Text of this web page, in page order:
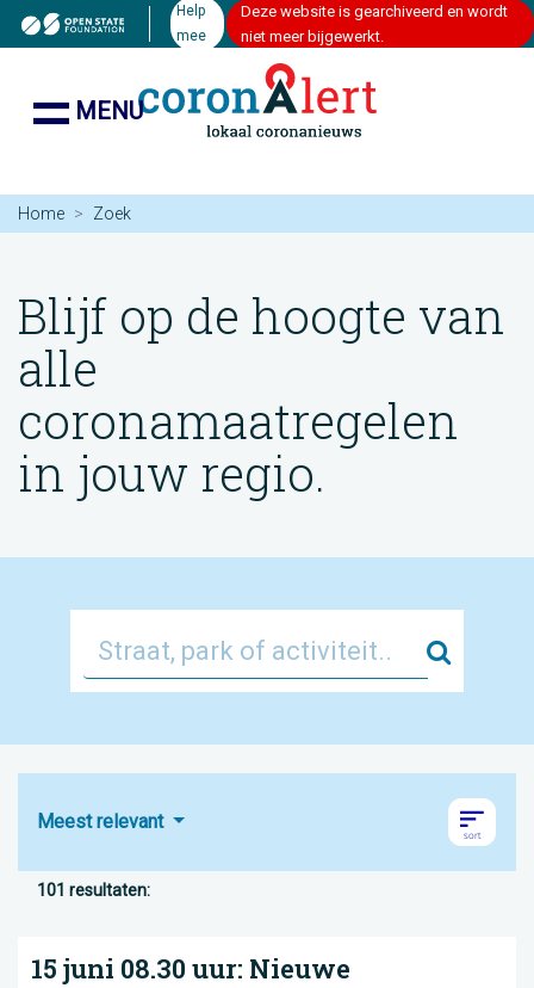
Help
mee
Deze website is gearchiveerd en wordt
niet meer bijgewerkt.
MENU
Home Zoek
Blijf op de hoogte van
alle
coronamaatregelen
in jouw regio.
Zoek
Meest relevant
101 resultaten:
15 juni 08.30 uur: Nieuwe